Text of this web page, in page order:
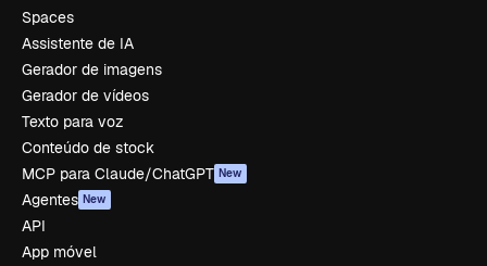
Spaces
Assistente de IA
Gerador de imagens
Gerador de vídeos
Texto para voz
Conteúdo de stock
MCP para Claude/ChatGPT New
Agentes New
API
App móvel